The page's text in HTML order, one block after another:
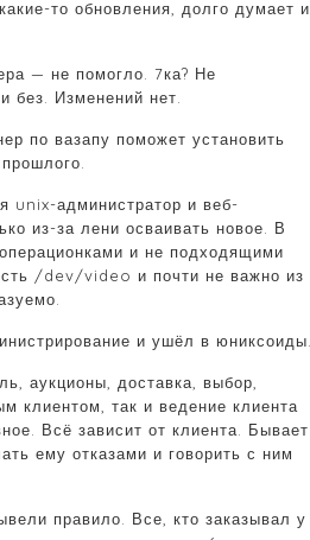
то обновления, долго думает и
— не помогло. 7ка? Не
без. Изменений нет.
по вазапу поможет установить
unix-администратор и веб-
из-за лени осваивать новое. В
и не подходящими
/dev/video и почти не важно из
и ушёл в юниксоиды.
аукционы, доставка, выбор,
клиентом, так и ведение клиента
Всё зависит от клиента. Бывает
ему отказами и говорить с ним
правило. Все, кто заказывал у